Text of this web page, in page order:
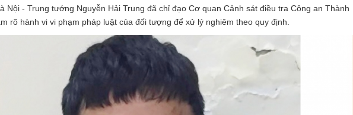
Nội - Trung tướng Nguyễn Hải Trung đã chỉ đạo Cơ quan Cảnh sát điều tra Công an Thành
rõ hành vi vi phạm pháp luật của đối tượng để xử lý nghiêm theo quy định.